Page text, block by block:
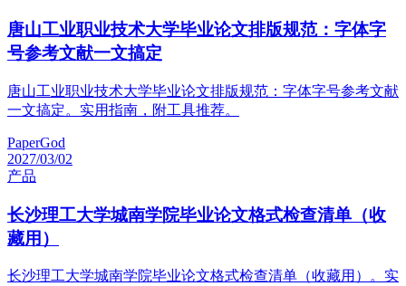
唐山工业职业技术大学毕业论文排版规范：字体字
号参考文献一文搞定
唐山工业职业技术大学毕业论文排版规范：字体字号参考文献
一文搞定。实用指南，附工具推荐。
PaperGod
2027/03/02
产品
长沙理工大学城南学院毕业论文格式检查清单（收
藏用）
长沙理工大学城南学院毕业论文格式检查清单（收藏用）。实